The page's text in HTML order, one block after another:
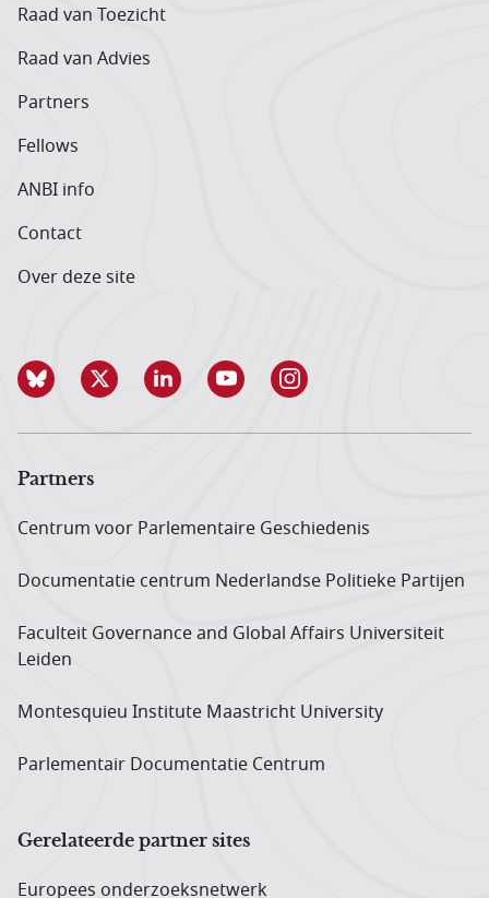
Raad van Toezicht
Raad van Advies
Partners
Fellows
ANBI info
Contact
Over deze site
Partners
Centrum voor Parlementaire Geschiedenis
Documentatie centrum Neder­landse Politieke Partijen
Faculteit Governance and Global Affairs Universiteit
Leiden
Montesquieu Institute Maastricht University
Parlementair Documentatie Centrum
Gerelateerde partner sites
Europees onderzoeks­netwerk